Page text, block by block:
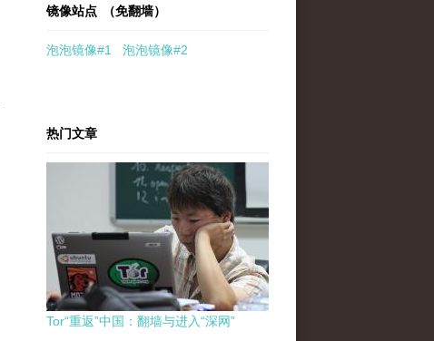
镜像站点 （免翻墙）
泡泡镜像#1 泡泡镜像#2
热门文章
Tor“重返”中国：翻墙与进入“深网”